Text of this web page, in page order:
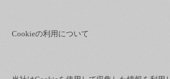
Cookieの利用について